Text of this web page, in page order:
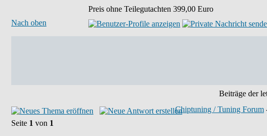
Preis ohne Teilegutachten 399,00 Euro
Nach oben
Beiträge der
Chiptuning / Tuning Forum
Seite 1 von 1